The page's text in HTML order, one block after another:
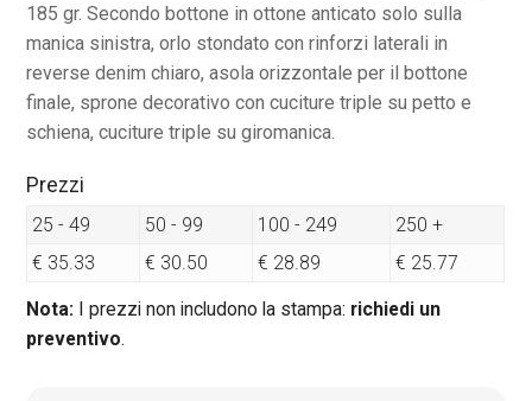
185 gr. Secondo bottone in ottone anticato solo sulla
manica sinistra, orlo stondato con rinforzi laterali in
reverse denim chiaro, asola orizzontale per il bottone
finale, sprone decorativo con cuciture triple su petto e
schiena, cuciture triple su giromanica.
Prezzi
25 - 49 50 - 99 100 - 249
250 +
€ 35.33
€ 30.50 € 28.89 € 25.77
Nota: I prezzi non includono la stampa: richiedi un
preventivo.